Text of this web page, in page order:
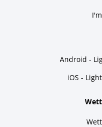
Android -
iOS -